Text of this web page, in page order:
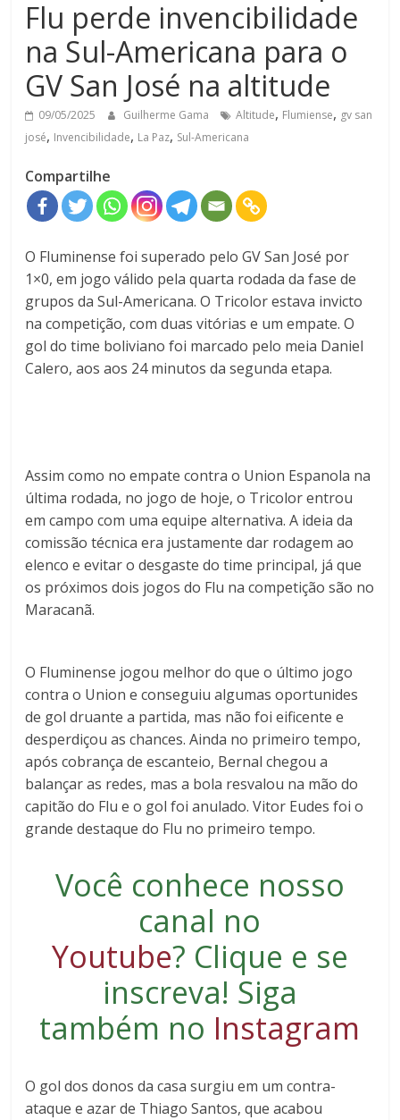
Flu perde invencibilidade
na Sul-Americana para o
GV San José na altitude
09/05/2025 Guilherme Gama Altitude, Flumiense, gv san
josé, Invencibilidade, La Paz, Sul-Americana
Compartilhe
O Fluminense foi superado pelo GV San José por
1×0, em jogo válido pela quarta rodada da fase de
grupos da Sul-Americana. O Tricolor estava invicto
na competição, com duas vitórias e um empate. O
gol do time boliviano foi marcado pelo meia Daniel
Calero, aos aos 24 minutos da segunda etapa.
Assim como no empate contra o Union Espanola na
última rodada, no jogo de hoje, o Tricolor entrou
em campo com uma equipe alternativa. A ideia da
comissão técnica era justamente dar rodagem ao
elenco e evitar o desgaste do time principal, já que
os próximos dois jogos do Flu na competição são no
Maracanã.
O Fluminense jogou melhor do que o último jogo
contra o Union e conseguiu algumas oportunides
de gol druante a partida, mas não foi eificente e
desperdiçou as chances. Ainda no primeiro tempo,
após cobrança de escanteio, Bernal chegou a
balançar as redes, mas a bola resvalou na mão do
capitão do Flu e o gol foi anulado. Vitor Eudes foi o
grande destaque do Flu no primeiro tempo.
Você conhece nosso
canal no
Youtube? Clique e se
inscreva! Siga
também no Instagram
O gol dos donos da casa surgiu em um contra-
ataque e azar de Thiago Santos, que acabou